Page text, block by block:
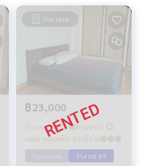
For rent
฿23,000
ว่าง ก.ย 2569 🔴ยานนาวา 💥
เดอะ คอมพลีท นราธิวาส🔴🟢🟡
ว่าง กย 69